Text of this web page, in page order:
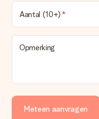
Aantal (10+)
Opmerking
Meteen aanvragen